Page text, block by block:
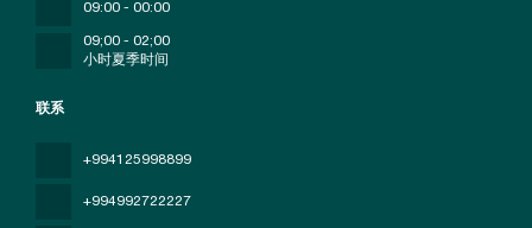
联系
+994125998899
+994992722227
09:00 - 00:00
09;00 - 02;00
小时夏季时间